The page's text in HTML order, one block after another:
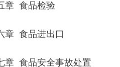
食品检验
食品进出口
食品安全事故处置